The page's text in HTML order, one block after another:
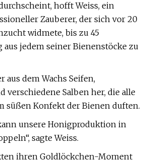
hofft Weiss, ein
Zauberer, der sich vor 20
widmete, bis zu 45
jedem seiner Bienenstöcke zu
aus dem Wachs Seifen,
verschiedene Salben her, die alle
süßen Konfekt der Bienen duften.
unsere Honigproduktion in
sagte Weiss.
ihren Goldlöckchen-Moment